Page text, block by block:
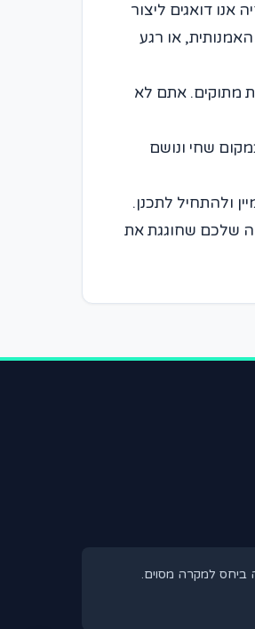
דואגים ליצור
או רגע
מתוקים. אתם לא
שחי ונושם
ולהתחיל לתכנן.
שלכם שחוגגת את
ביחס למקרה מסוים.